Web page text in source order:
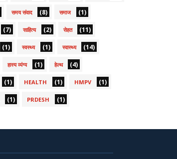
समय संवाद (8) समाज (1)
(7) साहित्य (2) सेहत (11)
(1) स्वस्थ्य (1) स्वास्थ्य (14)
हास्य व्यंग्य (1) हेल्थ (4)
(1) HEALTH (1) HMPV (1)
(1) PRDESH (1)